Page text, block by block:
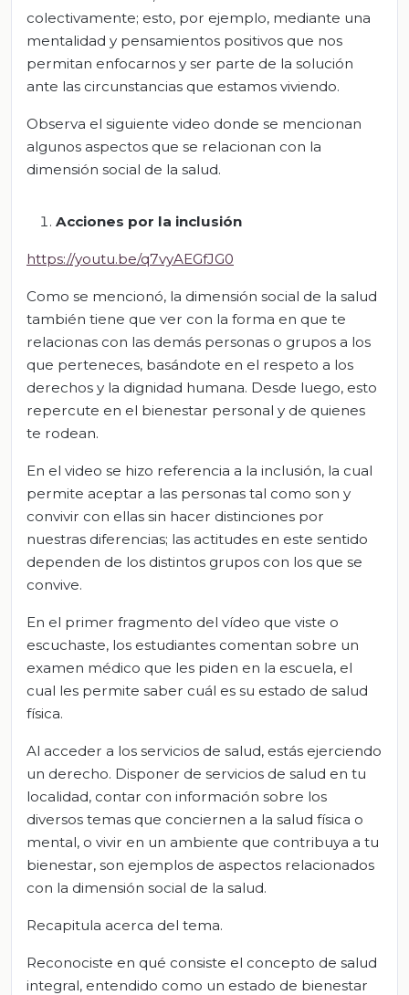
colectivamente; esto, por ejemplo, mediante una
mentalidad y pensamientos positivos que nos
permitan enfocarnos y ser parte de la solución
ante las circunstancias que estamos viviendo.
Observa el siguiente video donde se mencionan
algunos aspectos que se relacionan con la
dimensión social de la salud.
Acciones por la inclusión
https://youtu.be/q7vyAEGfJG0
Como se mencionó, la dimensión social de la salud
también tiene que ver con la forma en que te
relacionas con las demás personas o grupos a los
que perteneces, basándote en el respeto a los
derechos y la dignidad humana. Desde luego, esto
repercute en el bienestar personal y de quienes
te rodean.
En el video se hizo referencia a la inclusión, la cual
permite aceptar a las personas tal como son y
convivir con ellas sin hacer distinciones por
nuestras diferencias; las actitudes en este sentido
dependen de los distintos grupos con los que se
convive.
En el primer fragmento del vídeo que viste o
escuchaste, los estudiantes comentan sobre un
examen médico que les piden en la escuela, el
cual les permite saber cuál es su estado de salud
física.
Al acceder a los servicios de salud, estás ejerciendo
un derecho. Disponer de servicios de salud en tu
localidad, contar con información sobre los
diversos temas que conciernen a la salud física o
mental, o vivir en un ambiente que contribuya a tu
bienestar, son ejemplos de aspectos relacionados
con la dimensión social de la salud.
Recapitula acerca del tema.
Reconociste en qué consiste el concepto de salud
integral, entendido como un estado de bienestar